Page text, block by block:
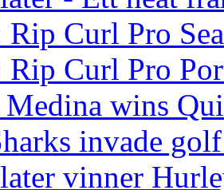
Rip Curl Pro
Rip Curl Pro
wins
invade
vinner